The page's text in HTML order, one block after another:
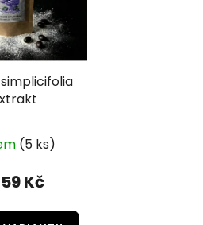
(5 ks)
Kč